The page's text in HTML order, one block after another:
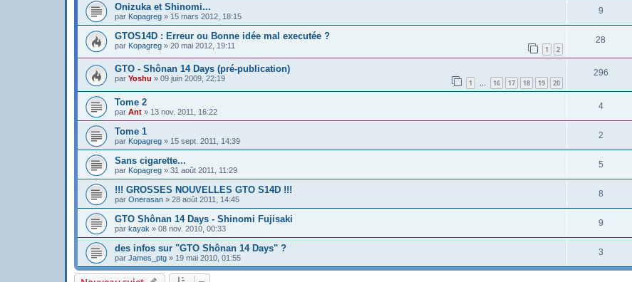
Onizuka et Shinomi...
par Kopagreg » 15 mars 2012, 18:15
9
GTOS14D : Erreur ou Bonne idée mal executée ?
par Kopagreg » 20 mai 2012, 19:11 1 2
28
GTO - Shônan 14 Days (pré-publication)
par Yoshu » 09 juin 2009, 22:19 1 … 16 17 18 19 20
296
Tome 2
par Ant » 13 nov. 2011, 16:22
4
Tome 1
par Kopagreg » 15 sept. 2011, 14:39
2
Sans cigarette...
par Kopagreg » 31 août 2011, 11:29
5
!!! GROSSES NOUVELLES GTO S14D !!!
par Onerasan » 28 août 2011, 14:45
8
GTO Shônan 14 Days - Shinomi Fujisaki
par kayak » 08 nov. 2010, 00:33
9
des infos sur "GTO Shônan 14 Days" ?
par James_ptg » 19 mai 2010, 01:55
3